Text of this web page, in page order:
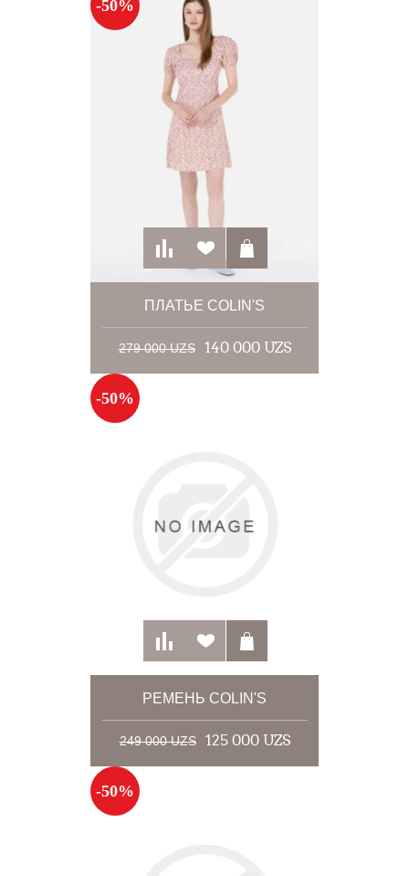
-50%
ПЛАТЬЕ COLIN'S
279 000 UZS 140 000 UZS
-50%
РЕМЕНЬ COLIN'S
249 000 UZS 125 000 UZS
-50%